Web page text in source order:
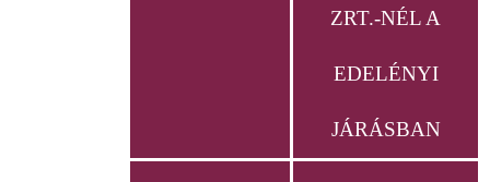
ZRT.-NÉL A
EDELÉNYI
JÁRÁSBAN